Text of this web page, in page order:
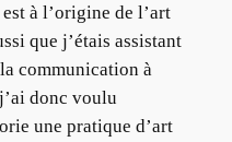
à l’origine de l’art
que j’étais assistant
communication à
donc voulu
une pratique d’art